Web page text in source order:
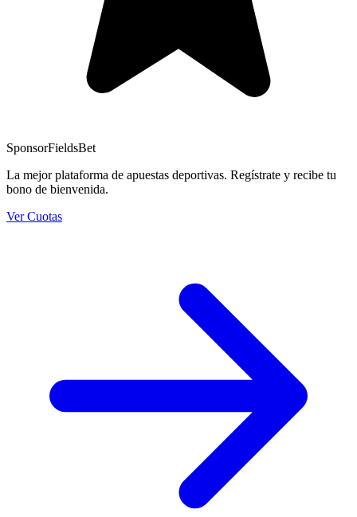
SponsorFieldsBet
La mejor plataforma de apuestas deportivas. Regístrate y recibe tu
bono de bienvenida.
Ver Cuotas